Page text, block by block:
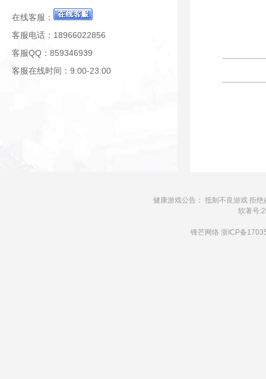
在线客服：
客服电话：18966022856
客服QQ：859346939
客服在线时间：9:00-23:00
健康游戏公告： 抵制不良游戏 拒
软著号
锋芒网络 浙ICP备